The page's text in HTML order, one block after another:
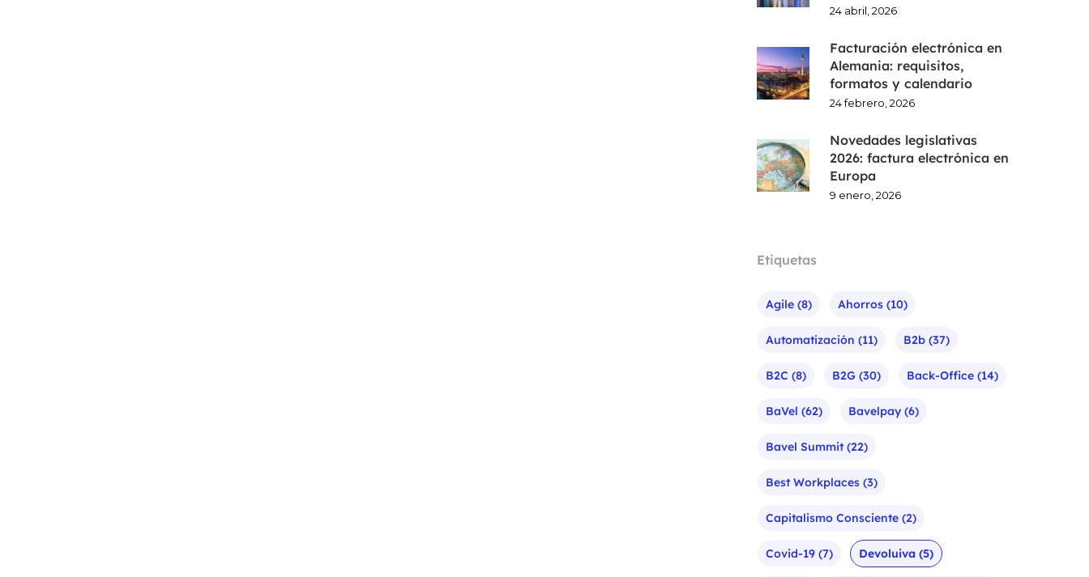
24 abril, 2026
Facturación electrónica en
Alemania: requisitos,
formatos y calendario
24 febrero, 2026
Novedades legislativas
2026: factura electrónica en
Europa
9 enero, 2026
Etiquetas
Agile(8) Ahorros(10)
Automatización (11) B2b(37)
B2C (8) B2G(30) Back-Office(14)
BaVel (62) Bavelpay(6)
Bavel Summit(22)
Best Workplaces(3)
Capitalismo Consciente(2)
Covid-19(7) Devoluiva (5)